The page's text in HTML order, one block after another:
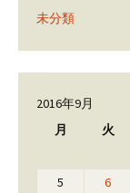
未分類
2016年9月
月
火
5
6